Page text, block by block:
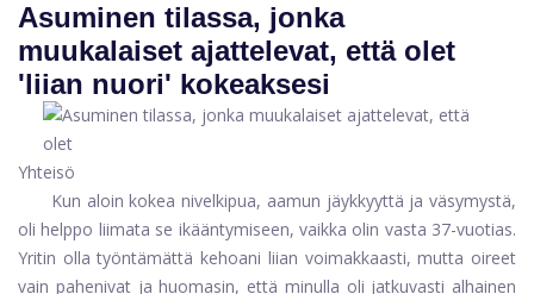
Asuminen tilassa, jonka
muukalaiset ajattelevat, että olet
'liian nuori' kokeaksesi
Yhteisö
Kun aloin kokea nivelkipua, aamun jäykkyyttä ja väsymystä,
oli helppo liimata se ikääntymiseen, vaikka olin vasta 37-vuotias.
Yritin olla työntämättä kehoani liian voimakkaasti, mutta oireet
vain pahenivat ja huomasin, että minulla oli jatkuvasti alhainen